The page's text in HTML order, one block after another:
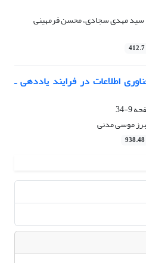
سید مهدی سجادی، محسن فرمهینی
اطلاعات در فرایند یاددهی ـ‌
9-34
موسی مدنی